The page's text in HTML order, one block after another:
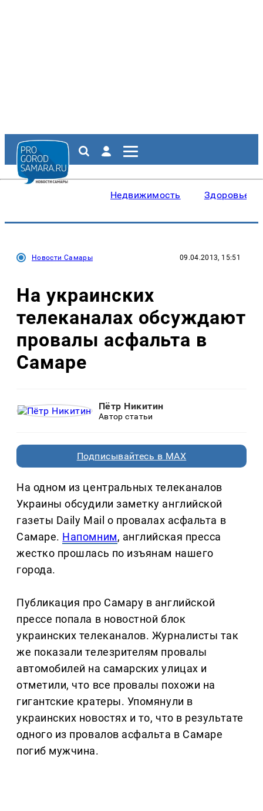
Недвижимость Здоровье
Новости Самары 09.04.2013, 15:51
На украинских
телеканалах обсуждают
провалы асфальта в
Самаре
Пётр Никитин
Автор статьи
Подписывайтесь в MAX
На одном из центральных телеканалов
Украины обсудили заметку английской
газеты Daily Mail о провалах асфальта в
Самаре. Напомним, английская пресса
жестко прошлась по изъянам нашего
города.
Публикация про Самару в английской
прессе попала в новостной блок
украинских телеканалов. Журналисты так
же показали телезрителям провалы
автомобилей на самарских улицах и
отметили, что все провалы похожи на
гигантские кратеры. Упомянули в
украинских новостях и то, что в результате
одного из провалов асфальта в Самаре
погиб мужчина.